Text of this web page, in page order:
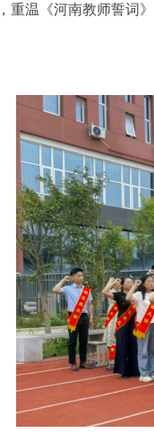
重温《河南教师誓词